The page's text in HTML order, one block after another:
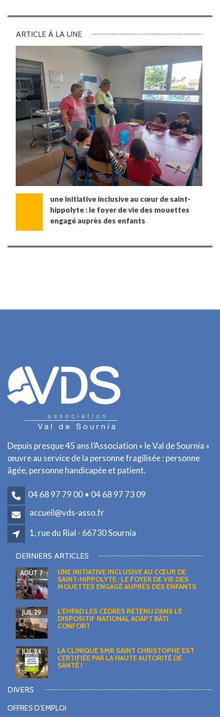
ARTICLE À LA UNE
une initiative inclusive au cœur de saint-
hippolyte : le foyer de vie des mouettes
engagé auprès des enfants
Depuis presque 45 ans l’Association « le Val de Sournia »
œuvre au service de la personne fragilisée : personne
âgée, personne handicapée et patient.
04 68 97 79 00 • 04 68 97 73 09
accueil@vds-asso.fr
1, rue du Rial - 66730 Sournia
DERNIERS ARTICLES
UNE INITIATIVE INCLUSIVE AU CŒUR DE
SAINT-HIPPOLYTE : LE FOYER DE VIE DES
MOUETTES ENGAGÉ AUPRÈS DES ENFANTS
AOÛT 7
L’EHPAD LES CÈDRES RETENU DANS LE
DISPOSITIF NATIONAL ADAPT BÂTI
CONFORT
JUIL 29
LA CLINIQUE SMR SAINT CHRISTOPHE EST
CERTIFIÉE PAR LA HAUTE AUTORITÉ DE
SANTÉ !
JUIL 24
DIVERS
OFFRES D’EMPLOI